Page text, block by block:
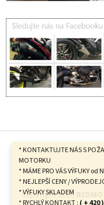
* KONTAKTUJTE NÁS S
MOTORKU
* MÁME PRO VÁS VÝFUKY od
* NEJLEPŠÍ CENY /
* VÝFUKY SKLADEM
Copyright 2026